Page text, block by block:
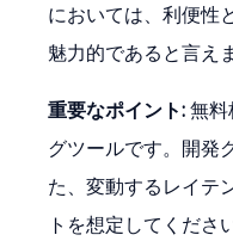
においては、利便性
魅力的であると言え
重要なポイント: 無
グツールです。開発
た、変動するレイテ
トを想定してください